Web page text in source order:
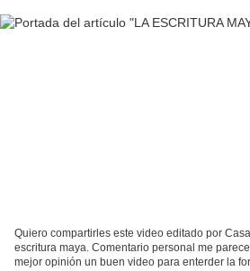
Quiero compartirles este video editado por
escritura maya. Comentario personal me
mejor opinión un buen video para enterder la